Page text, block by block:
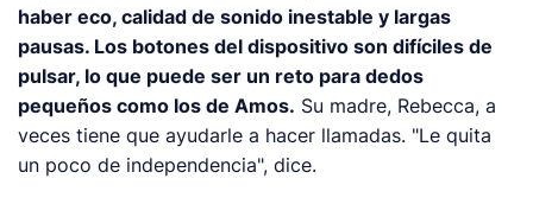
haber eco, calidad de sonido inestable y largas
pausas. Los botones del dispositivo son difíciles de
pulsar, lo que puede ser un reto para dedos
pequeños como los de Amos. Su madre, Rebecca, a
veces tiene que ayudarle a hacer llamadas. "Le quita
un poco de independencia", dice.